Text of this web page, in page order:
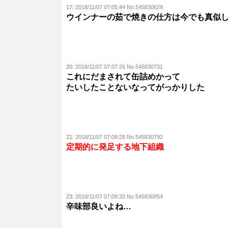
17: 2018/11/07 07:05:44 No.545830629
ウインナーの茹で焼きの仕方は今でも真似
20: 2018/11/07 07:07:26 No.545830731
これにだまされて缶詰めかって
たいしたことないなってがっかりした
21: 2018/11/07 07:08:28 No.545830792
定期的に発足する地下組織
23: 2018/11/07 07:09:33 No.545830854
辛味部良いよね…